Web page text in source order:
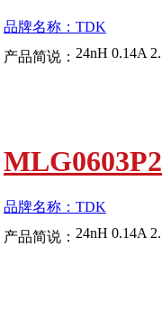
品牌名称：TDK
产品简说： 24nH 0.14A
品牌名称：TDK
产品简说： 24nH 0.14A